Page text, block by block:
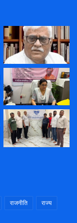
राजनीति राज्य